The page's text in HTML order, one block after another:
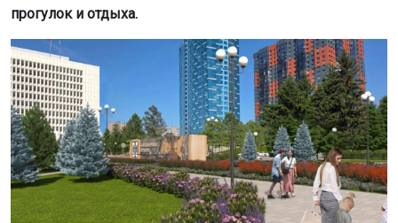
прогулок и отдыха.